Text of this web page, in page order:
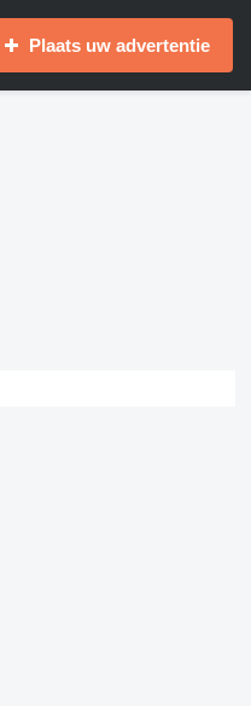
Plaats uw advertentie